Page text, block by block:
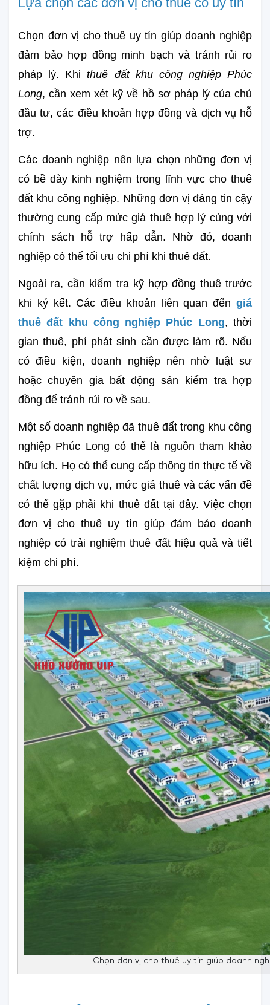
Chọn đơn vị cho thuê uy tín giúp doanh nghiệp
đảm bảo hợp đồng minh bạch và tránh rủi ro
pháp lý. Khi thuê đất khu công nghiệp Phúc
Long, cần xem xét kỹ về hồ sơ pháp lý của chủ
đầu tư, các điều khoản hợp đồng và dịch vụ hỗ
trợ.
Các doanh nghiệp nên lựa chọn những đơn vị
có bề dày kinh nghiệm trong lĩnh vực cho thuê
đất khu công nghiệp. Những đơn vị đáng tin cậy
thường cung cấp mức giá thuê hợp lý cùng với
chính sách hỗ trợ hấp dẫn. Nhờ đó, doanh
nghiệp có thể tối ưu chi phí khi thuê đất.
Ngoài ra, cần kiểm tra kỹ hợp đồng thuê trước
khi ký kết. Các điều khoản liên quan đến giá
thuê đất khu công nghiệp Phúc Long, thời
gian thuê, phí phát sinh cần được làm rõ. Nếu
có điều kiện, doanh nghiệp nên nhờ luật sư
hoặc chuyên gia bất động sản kiểm tra hợp
đồng để tránh rủi ro về sau.
Một số doanh nghiệp đã thuê đất trong khu công
nghiệp Phúc Long có thể là nguồn tham khảo
hữu ích. Họ có thể cung cấp thông tin thực tế về
chất lượng dịch vụ, mức giá thuê và các vấn đề
có thể gặp phải khi thuê đất tại đây. Việc chọn
đơn vị cho thuê uy tín giúp đảm bảo doanh
nghiệp có trải nghiệm thuê đất hiệu quả và tiết
kiệm chi phí.
Chọn đơn vị cho thuê uy tín giúp doanh